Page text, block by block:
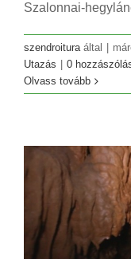
Szalonnai-
szendroituraáltal
Utazás
0
Olvass tovább
Föld alatti